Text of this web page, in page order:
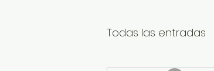
Todas las entradas